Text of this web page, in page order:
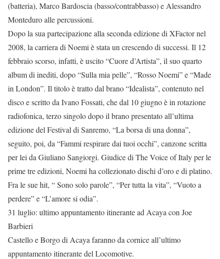
(batteria), Marco Bardoscia (basso/contrabbasso) e Alessandro
Monteduro alle percussioni.
Dopo la sua partecipazione alla seconda edizione di XFactor nel
2008, la carriera di Noemi è stata un crescendo di successi. Il 12
febbraio scorso, infatti, è uscito “Cuore d’Artista”, il suo quarto
album di inediti, dopo “Sulla mia pelle”, “Rosso Noemi” e “Made
in London”. Il titolo è tratto dal brano “Idealista”, contenuto nel
disco e scritto da Ivano Fossati, che dal 10 giugno è in rotazione
radiofonica, terzo singolo dopo il brano presentato all’ultima
edizione del Festival di Sanremo, “La borsa di una donna”,
seguito, poi, da “Fammi respirare dai tuoi occhi”, canzone scritta
per lei da Giuliano Sangiorgi. Giudice di The Voice of Italy per le
prime tre edizioni, Noemi ha collezionato dischi d’oro e di platino.
Fra le sue hit, “ Sono solo parole”, “Per tutta la vita”, “Vuoto a
perdere” e “L’amore si odia”.
31 luglio: ultimo appuntamento itinerante ad Acaya con Joe
Barbieri
Castello e Borgo di Acaya faranno da cornice all’ultimo
appuntamento itinerante del Locomotive.